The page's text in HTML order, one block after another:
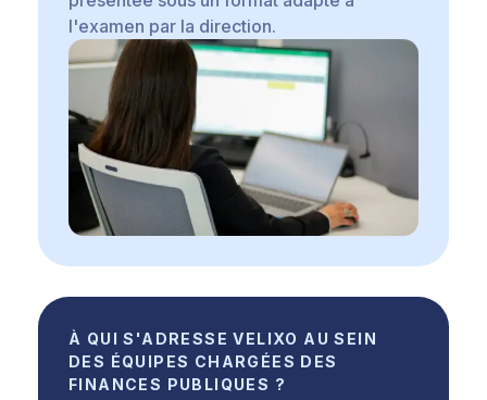
l'examen par la direction.
À QUI S'ADRESSE VELIXO AU SEIN
DES ÉQUIPES CHARGÉES DES
FINANCES PUBLIQUES ?